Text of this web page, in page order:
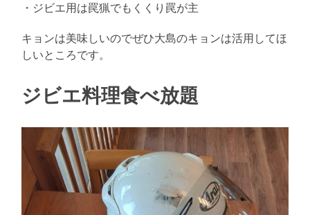
・ジビエ用は罠猟でもくくり罠が主
キョンは美味しいのでぜひ大島のキョンは活用してほ
しいところです。
ジビエ料理食べ放題